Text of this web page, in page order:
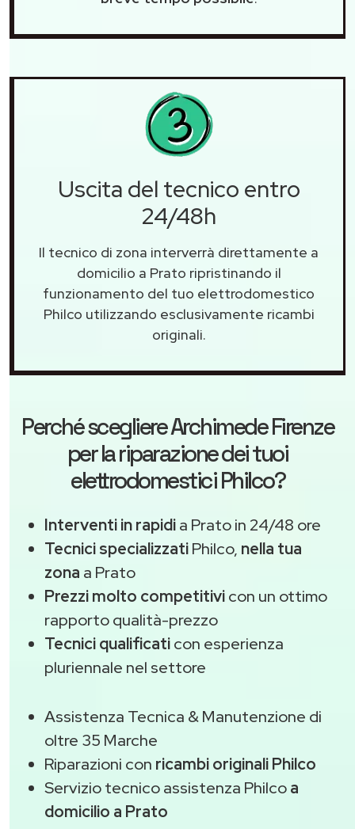
Uscita del tecnico entro
24/48h
Il tecnico di zona interverrà direttamente a
domicilio a Prato ripristinando il
funzionamento del tuo elettrodomestico
Philco utilizzando esclusivamente ricambi
originali.
Perché scegliereArchimede Firenze
per la riparazione dei tuoi
elettrodomestici Philco?
Interventi in rapidia Prato in 24/48 ore
Tecnici specializzatiPhilco, nella tua
zona a Prato
Prezzi molto competitivicon un ottimo
rapporto qualità-prezzo
Tecnici qualificaticon esperienza
pluriennale nel settore
Assistenza Tecnica & Manutenzione di
oltre 35 Marche
Riparazioni con ricambi originali Philco
Servizio tecnico assistenza Philcoa
domicilio a Prato